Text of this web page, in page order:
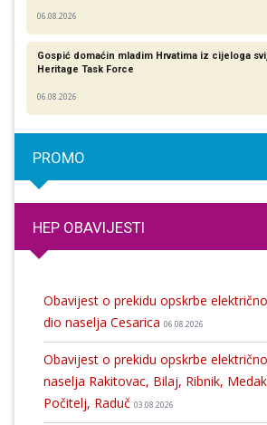
06.08.2026
Gospić domaćin mladim Hrvatima iz cijeloga
Heritage Task Force
06.08.2026
PROMO
HEP OBAVIJESTI
Obavijest o prekidu opskrbe
dio naselja Cesarica 06.08.2026
Obavijest o prekidu opskrbe
naselja Rakitovac, Bilaj, Ribnik,
Počitelj, Raduč 03.08.2026